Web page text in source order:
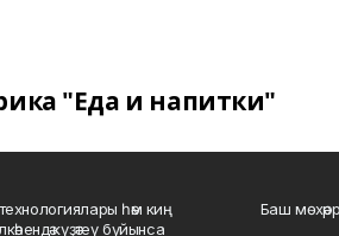
"Еда и напитки"
технологиялары һәм киң
күҙәтеү буйынса
Баш